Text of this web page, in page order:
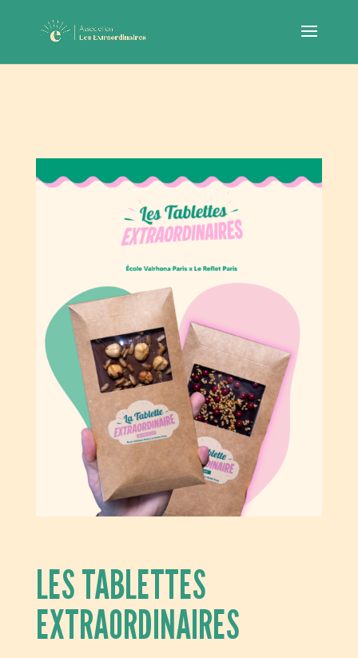
LES TABLETTES
EXTRAORDINAIRES